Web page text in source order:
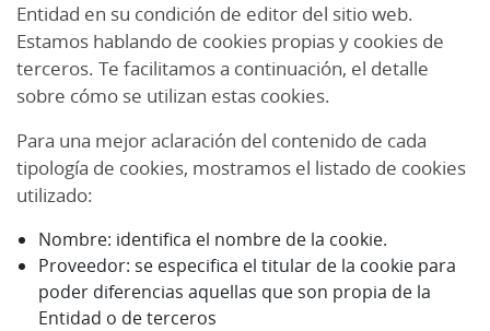
Entidad en su condición de editor del sitio web.
Estamos hablando de cookies propias y cookies de
terceros. Te facilitamos a continuación, el detalle
sobre cómo se utilizan estas cookies.
Para una mejor aclaración del contenido de cada
tipología de cookies, mostramos el listado de cookies
utilizado:
Nombre: identifica el nombre de la cookie.
Proveedor: se especifica el titular de la cookie para
poder diferencias aquellas que son propia de la
Entidad o de terceros